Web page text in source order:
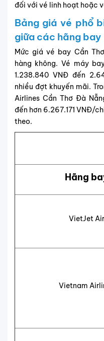
đối với vé linh hoạt hoặc
Bảng giá vé phổ
giữa các hãng bay
Mức giá vé bay Cần
hàng không. Vé máy
1.238.840 VNĐ đến
nhiều đợt khuyến mãi.
Airlines Cần Thơ Đà
đến hơn 6.267.171 VNĐ/
theo.
Hãng
VietJet Air
Vietnam